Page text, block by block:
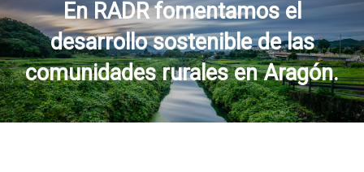
En RADR fomentamos el
desarrollo sostenible de las
comunidades rurales en Aragón.